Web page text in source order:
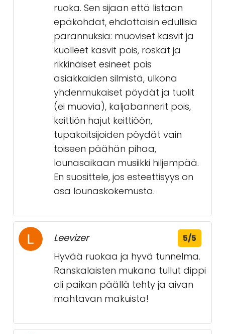
ruoka. Sen sijaan että listaan
epäkohdat, ehdottaisin edullisia
parannuksia: muoviset kasvit ja
kuolleet kasvit pois, roskat ja
rikkinäiset esineet pois
asiakkaiden silmistä, ulkona
yhdenmukaiset pöydät ja tuolit
(ei muovia), kaljabannerit pois,
keittiön hajut keittiöön,
tupakoitsijoiden pöydät vain
toiseen päähän pihaa,
lounasaikaan musiikki hiljempää.
En suosittele, jos esteettisyys on
osa lounaskokemusta.
Leevizer 5/5
Hyvää ruokaa ja hyvä tunnelma.
Ranskalaisten mukana tullut dippi
oli paikan päällä tehty ja aivan
mahtavan makuista!